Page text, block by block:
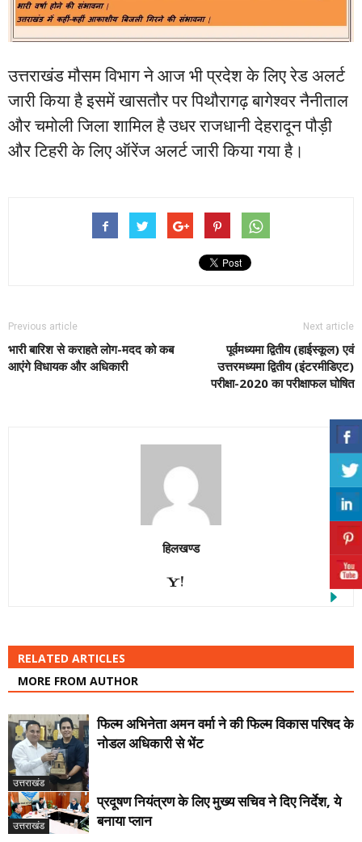
उत्तराखंड मौसम विभाग ने आज भी प्रदेश के लिए रेड अलर्ट
जारी किया है इसमें खासतौर पर पिथौरागढ़ बागेश्वर नैनीताल
और चमोली जिला शामिल है उधर राजधानी देहरादून पौड़ी
और टिहरी के लिए ऑरेंज अलर्ट जारी किया गया है।
Previous article
भारी बारिश से कराहते लोग-मदद को कब
आएंगे विधायक और अधिकारी
Next article
पूर्वमध्यमा द्वितीय (हाईस्कूल) एवं
उत्तरमध्यमा द्वितीय (इंटरमीडिएट)
परीक्षा-2020 का परीक्षाफल घोषित
हिलखण्ड
RELATED ARTICLES
MORE FROM AUTHOR
उत्तराखंड
फिल्म अभिनेता अमन वर्मा ने की फिल्म विकास परिषद के
नोडल अधिकारी से भेंट
उत्तराखंड
प्रदूषण नियंत्रण के लिए मुख्य सचिव ने दिए निर्देश, ये
बनाया प्लान